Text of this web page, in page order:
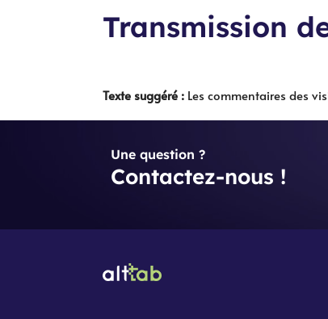
Transmission
Texte suggéré : Les commentaires des
Une question ?
Contactez-nous !